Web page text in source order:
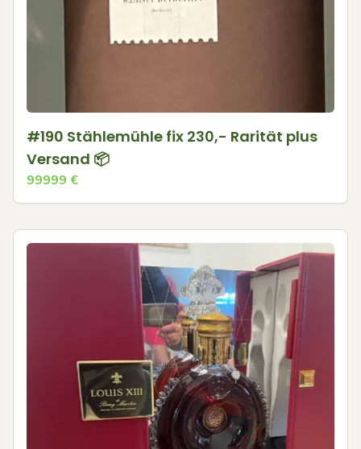
#190 Stählemühle fix 230,- Rarität plus
Versand 📦
99999 €